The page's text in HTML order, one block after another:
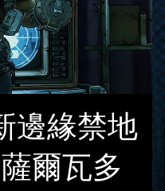
邊緣禁地
爾瓦多